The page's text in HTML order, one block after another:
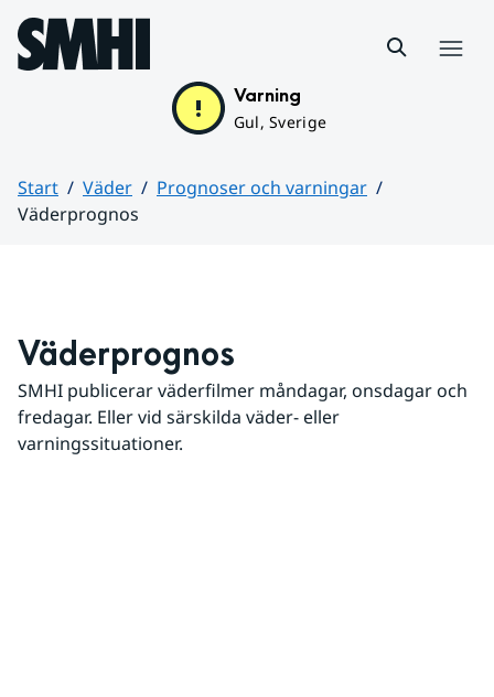
Hoppa till sidans innehåll
Varning
Gul, Sverige
Start Väder
Prognoser och varningar
Väderprognos
Väderprognos
SMHI publicerar väderfilmer måndagar, onsdagar och
fredagar. Eller vid särskilda väder- eller
varningssituationer.